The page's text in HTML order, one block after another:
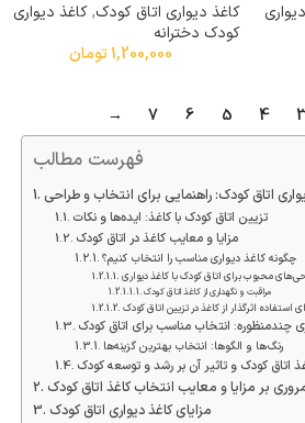
کاغذ دیواری اتاق کودک,کاغذ دیواری
کودک دخترانه
1,200,000تومان
4
5
6
7
→
فهرست مطالب
اتاق کودک: راهنمایی برای انتخاب و طراحی
تزیین اتاق کودک با کاغذ: ایده‌ها و نکات
مزایا و معایب کاغذ در اتاق کودک
چگونه کاغذ دیواری مناسب را انتخاب کنیم؟
محبوب برای اتاق کودک با کاغذ دیواری
مراقبت و نگهداری از کاغذ اتاق کودک
استفاده اثرگذار از کاغذ در تزیین اتاق کودک
چندمنظوره: انتخاب مناسب برای اتاق کودک
رنگ‌ها و الگوها: انتخاب بهترین گزینه‌ها
اتاق کودک و تاثیر آن بر رشد و توسعه کودک
بر مزایا و معایب انتخاب کاغذ اتاق کودک
مزایای کاغذ دیواری اتاق کودک